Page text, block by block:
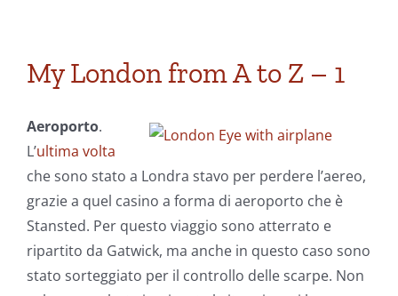
My London from A to Z – 1
Aeroporto.
L’ultima volta
che sono stato a Londra stavo per perdere l’aereo,
grazie a quel casino a forma di aeroporto che è
Stansted. Per questo viaggio sono atterrato e
ripartito da Gatwick, ma anche in questo caso sono
stato sorteggiato per il controllo delle scarpe. Non